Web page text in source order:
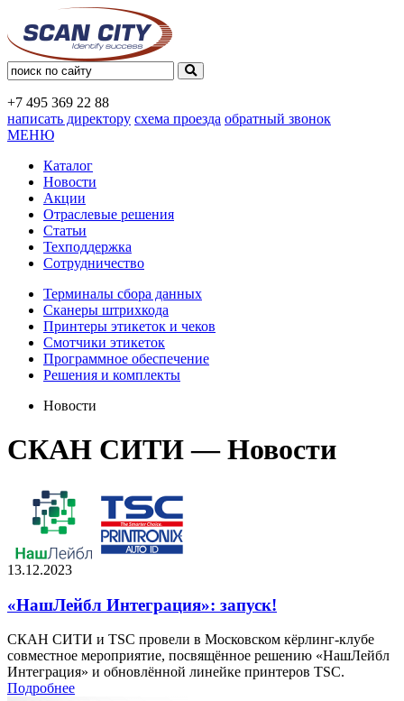
+7 495 369 22 88
написать директору схема проезда обратный звонок
МЕНЮ
Каталог
Новости
Акции
Отраслевые решения
Статьи
Техподдержка
Сотрудничество
Терминалы сбора данных
Сканеры штрихкода
Принтеры этикеток и чеков
Смотчики этикеток
Программное обеспечение
Решения и комплекты
Новости
СКАН СИТИ — Новости
13.12.2023
«НашЛейбл Интеграция»: запуск!
СКАН СИТИ и TSC провели в Московском кёрлинг-клубе
совместное мероприятие, посвящённое решению «НашЛейбл
Интеграция» и обновлённой линейке принтеров TSC.
Подробнее